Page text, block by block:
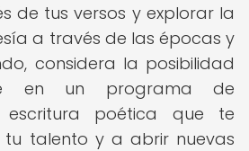
de tus versos y explorar la
a través de las épocas y
considera la posibilidad
en un programa de
escritura poética que te
talento y a abrir nuevas